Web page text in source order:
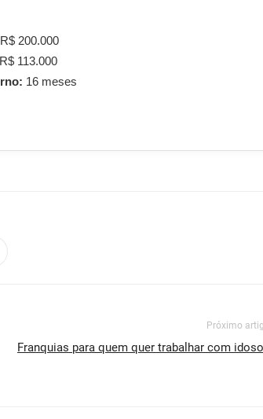
R$ 200.000
R$ 113.000
16 meses
Próximo
Franquias para quem quer trabalhar com